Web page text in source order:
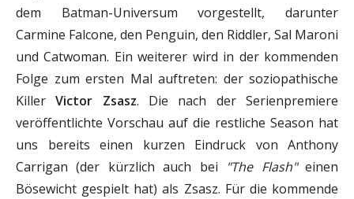
dem Batman-Universum vorgestellt, darunter
Carmine Falcone, den Penguin, den Riddler, Sal Maroni
und Catwoman. Ein weiterer wird in der kommenden
Folge zum ersten Mal auftreten: der soziopathische
KillerVictor Zsasz. Die nach der Serienpremiere
veröffentlichte Vorschau auf die restliche Season hat
uns bereits einen kurzen Eindruck von Anthony
Carrigan (der kürzlich auch bei
"The Flash"einen
Bösewicht gespielt hat) als Zsasz. Für die kommende